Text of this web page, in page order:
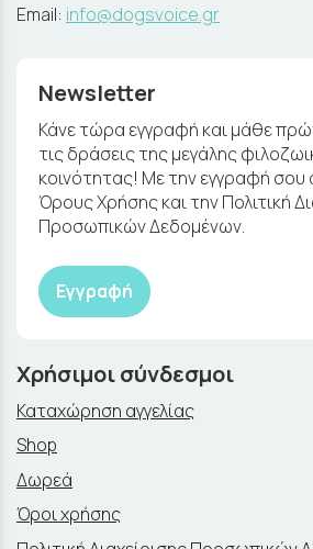
Email: info@dogsvoice.gr
Newsletter
Κάνε τώρα εγγραφή και μάθε
τις δράσεις της μεγάλης
κοινότητας! Με την εγγραφή σου
Όρους Χρήσης και την Πολιτική
Προσωπικών Δεδομένων.
Εγγραφή
Χρήσιμοι σύνδεσμοι
Καταχώρηση αγγελίας
Shop
Δωρεά
Όροι χρήσης